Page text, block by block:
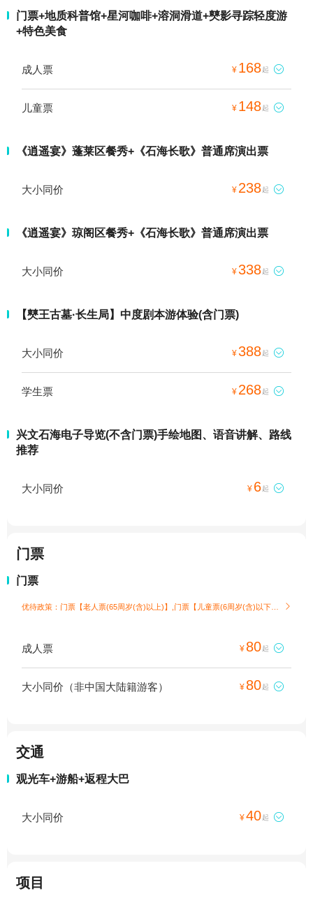
门票+地质科普馆+星河咖啡+溶洞滑道+僰影寻踪轻度游
+特色美食
成人票 ¥ 168起 
儿童票 ¥ 148起 
《逍遥宴》蓬莱区餐秀+《石海长歌》普通席演出票
大小同价 ¥ 238起 
《逍遥宴》琼阁区餐秀+《石海长歌》普通席演出票
大小同价 ¥338起 
【僰王古墓·长生局】中度剧本游体验(含门票)
大小同价 ¥388起 
学生票 ¥ 268起 
兴文石海电子导览(不含门票)手绘地图、语音讲解、路线
推荐
大小同价 ¥ 6起 
门票
门票

成人票 ¥ 80起 
大小同价（非中国大陆籍游客） ¥ 80起 
交通
观光车+游船+返程大巴
大小同价 ¥40起 
项目